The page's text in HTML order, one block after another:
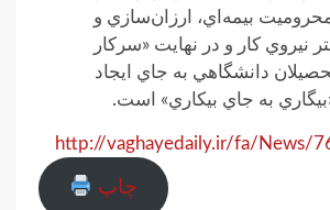
بيمه‌اي، ارزان‌سازي و
نيروي کار و در ‌‌نهايت «سرکار
دانشگاهي به جاي ايجاد
به جاي بيکاري» است.
http://vaghayedaily.ir/fa/News/
چاپ